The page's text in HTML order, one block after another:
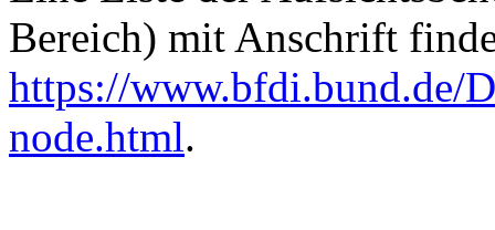
Bereich) mit Anschrift
https://www.bfdi.bund.de/
node.html.